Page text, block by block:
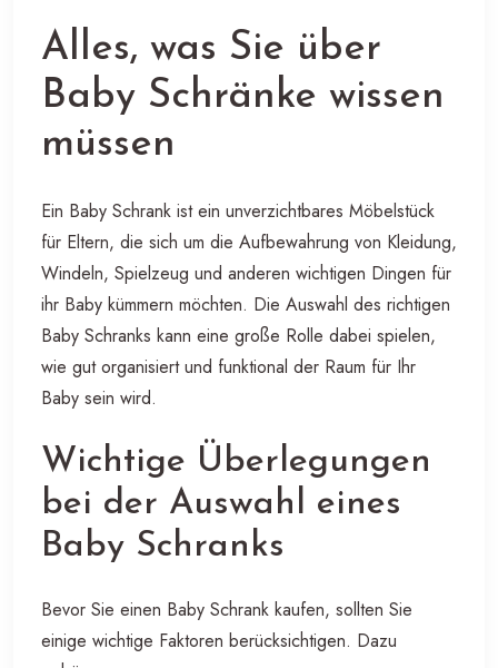
Alles, was Sie über
Baby Schränke wissen
müssen
Ein Baby Schrank ist ein unverzichtbares Möbelstück
für Eltern, die sich um die Aufbewahrung von Kleidung,
Windeln, Spielzeug und anderen wichtigen Dingen für
ihr Baby kümmern möchten. Die Auswahl des richtigen
Baby Schranks kann eine große Rolle dabei spielen,
wie gut organisiert und funktional der Raum für Ihr
Baby sein wird.
Wichtige Überlegungen
bei der Auswahl eines
Baby Schranks
Bevor Sie einen Baby Schrank kaufen, sollten Sie
einige wichtige Faktoren berücksichtigen. Dazu